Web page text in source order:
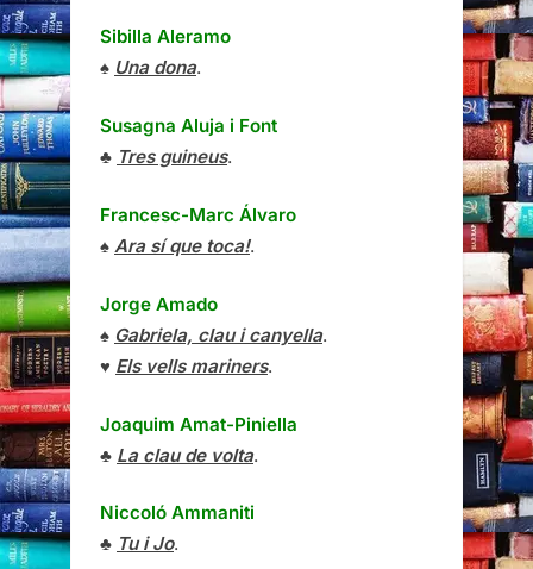
Sibilla Aleramo
♠ Una dona.
Susagna Aluja i Font
♣ Tres guineus.
Francesc-Marc Álvaro
♠ Ara sí que toca!.
Jorge Amado
♠ Gabriela, clau i canyella.
♥ Els vells mariners.
Joaquim Amat-Piniella
♣ La clau de volta.
Niccoló Ammaniti
♣ Tu i Jo.